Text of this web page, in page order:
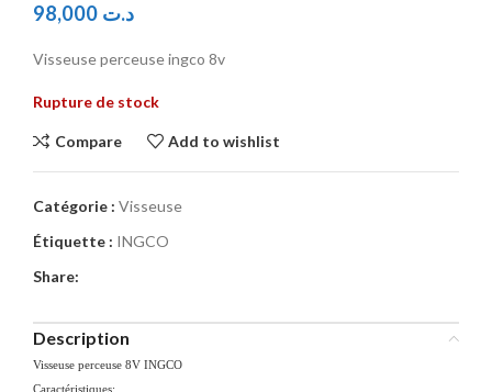
د.ت
Visseuse perceuse ingco 8v
Rupture de stock
Compare Add to wishlist
Catégorie : Visseuse
Étiquette : INGCO
Share:
Description
Visseuse perceuse 8V INGCO
Caractéristiques: